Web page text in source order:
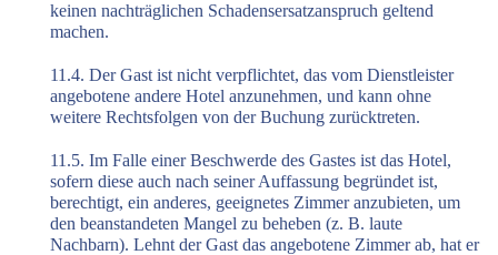
keinen nachträglichen Schadensersatzanspruch geltend
machen.
11.4. Der Gast ist nicht verpflichtet, das vom Dienstleister
angebotene andere Hotel anzunehmen, und kann ohne
weitere Rechtsfolgen von der Buchung zurücktreten.
11.5. Im Falle einer Beschwerde des Gastes ist das Hotel,
sofern diese auch nach seiner Auffassung begründet ist,
berechtigt, ein anderes, geeignetes Zimmer anzubieten, um
den beanstandeten Mangel zu beheben (z. B. laute
Nachbarn). Lehnt der Gast das angebotene Zimmer ab, hat er